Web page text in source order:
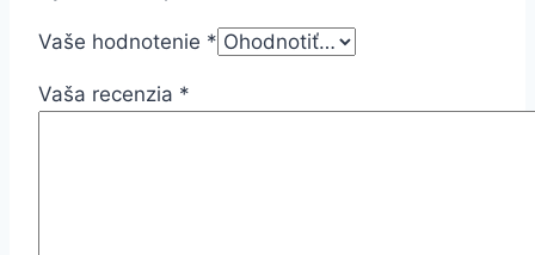
Vaše hodnotenie *
Vaša recenzia *